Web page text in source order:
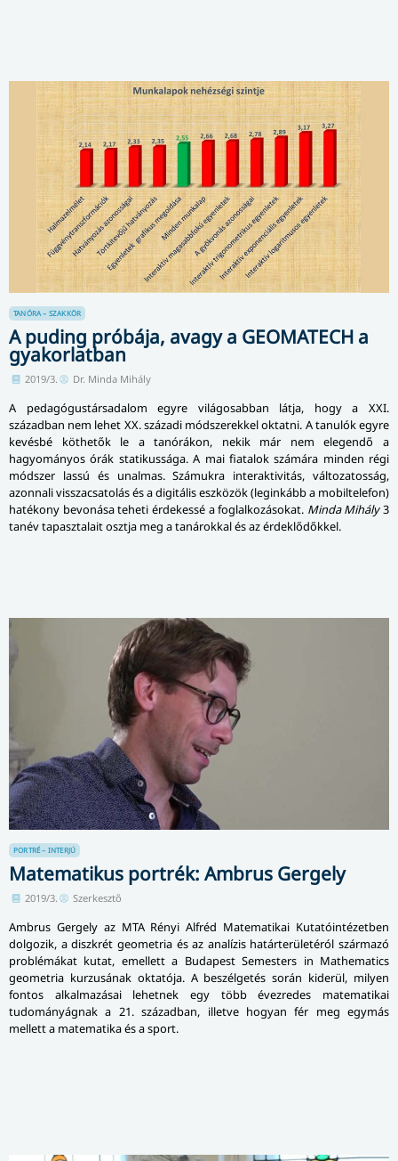
TANÓRA – SZAKKÖR
A puding próbája, avagy a GEOMATECH a
gyakorlatban
2019/3. Dr. Minda Mihály
A pedagógustársadalom egyre világosabban látja, hogy a XXI.
században nem lehet XX. századi módszerekkel oktatni. A tanulók egyre
kevésbé köthetők le a tanórákon, nekik már nem elegendő a
hagyományos órák statikussága. A mai fiatalok számára minden régi
módszer lassú és unalmas. Számukra interaktivitás, változatosság,
azonnali visszacsatolás és a digitális eszközök (leginkább a mobiltelefon)
hatékony bevonása teheti érdekessé a foglalkozásokat. Minda Mihály3
tanév tapasztalait osztja meg a tanárokkal és az érdeklődőkkel.
PORTRÉ – INTERJÚ
Matematikus portrék: Ambrus Gergely
2019/3. Szerkesztő
Ambrus Gergely az MTA Rényi Alfréd Matematikai Kutatóintézetben
dolgozik, a diszkrét geometria és az analízis határterületéról származó
problémákat kutat, emellett a Budapest Semesters in Mathematics
geometria kurzusának oktatója. A beszélgetés során kiderül, milyen
fontos alkalmazásai lehetnek egy több évezredes matematikai
tudományágnak a 21. században, illetve hogyan fér meg egymás
mellett a matematika és a sport.